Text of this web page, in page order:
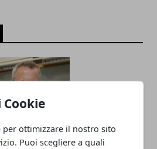
Cookie
per ottimizzare il nostro sito
Puoi scegliere a quali